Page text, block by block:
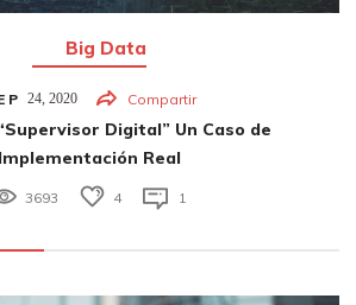
Big Data
24, 2020 Compartir
Digital” Un Caso de
Implementación Real
3693 4 1